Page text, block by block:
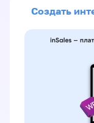
Создать